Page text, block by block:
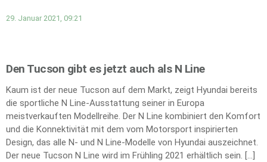
29. Januar 2021, 09:21
Den Tucson gibt es jetzt auch als N Line
Kaum ist der neue Tucson auf dem Markt, zeigt Hyundai bereits
die sportliche N Line-Ausstattung seiner in Europa
meistverkauften Modellreihe. Der N Line kombiniert den Komfort
und die Konnektivität mit dem vom Motorsport inspirierten
Design, das alle N- und N Line-Modelle von Hyundai auszeichnet.
Der neue Tucson N Line wird im Frühling 2021 erhältlich sein. […]